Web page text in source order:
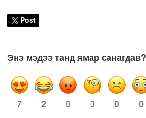
Post
Энэ мэдээ танд ямар санагдав?
7 2 0 0 0 0